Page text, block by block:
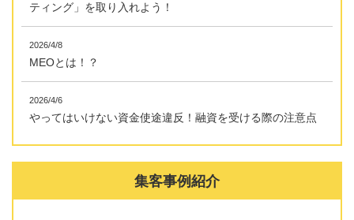
ティング」を取り入れよう！
2026/4/8
MEOとは！？
2026/4/6
やってはいけない資金使途違反！融資を受ける際の注意点
集客事例紹介